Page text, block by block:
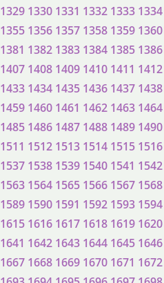
1329 1330 1331 1332 1333 1334
1355 1356 1357 1358 1359 1360
1381 1382 1383 1384 1385 1386
1407 1408 1409 1410 1411 1412
1433 1434 1435 1436 1437 1438
1459 1460 1461 1462 1463 1464
1485 1486 1487 1488 1489 1490
1511 1512 1513 1514 1515 1516
1537 1538 1539 1540 1541 1542
1563 1564 1565 1566 1567 1568
1589 1590 1591 1592 1593 1594
1615 1616 1617 1618 1619 1620
1641 1642 1643 1644 1645 1646
1667 1668 1669 1670 1671 1672